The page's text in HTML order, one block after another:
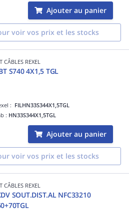
Ajouter au panier
voir vos prix et les stocks
CÂBLES REXEL
S740 4X1,5 TGL
: FILHN33S344X1,5TGL
: HN33S344X1,5TGL
Ajouter au panier
voir vos prix et les stocks
CÂBLES REXEL
SOUT.DIST.AL NFC33210